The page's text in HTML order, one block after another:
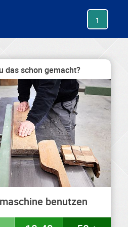
1
das schon gemacht?
benutzen